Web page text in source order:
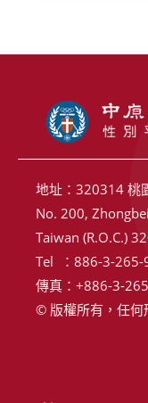
地址：320314 桃
No. 200,
Taiwan (R.O.C.)
Tel ：886-3-265-
傳真：+886-3-
© 版權所有，任何